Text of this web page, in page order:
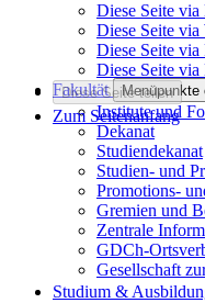
Diese Seite
Diese Seite
Diese Seite via
Diese Seite
Diese Seite teilen
Zum Seitenanfang
Fakultät Menüpunkte
Institute und
Dekanat
Studiendekanat
Studien- und
Promotions-
Gremien und
Zentrale
GDCh-
Gesellschaft
Studium &